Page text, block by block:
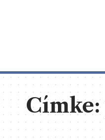
Címke: